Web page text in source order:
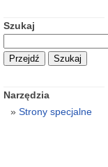
Szukaj
Narzędzia
Strony specjalne